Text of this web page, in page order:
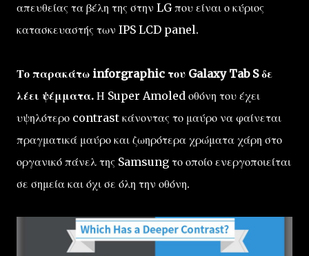
απευθείας τα βέλη της στην LG που είναι ο κύριος
κατασκευαστής των IPS LCD panel.
Το παρακάτω inforgraphic του Galaxy Tab S δε
λέει ψέμματα. Η Super Amoled οθόνη του έχει
υψηλότερο contrast κάνοντας το μαύρο να φαίνεται
πραγματικά μαύρο και ζωηρότερα χρώματα χάρη στο
οργανικό πάνελ της Samsung το οποίο ενεργοποιείται
σε σημεία και όχι σε όλη την οθόνη.